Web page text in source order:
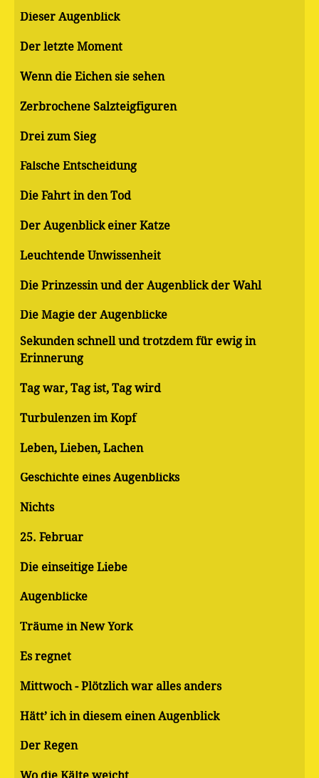
Dieser Augenblick
Der letzte Moment
Wenn die Eichen sie sehen
Zerbrochene Salzteigfiguren
Drei zum Sieg
Falsche Entscheidung
Die Fahrt in den Tod
Der Augenblick einer Katze
Leuchtende Unwissenheit
Die Prinzessin und der Augenblick der Wahl
Die Magie der Augenblicke
Sekunden schnell und trotzdem für ewig in
Erinnerung
Tag war, Tag ist, Tag wird
Turbulenzen im Kopf
Leben, Lieben, Lachen
Geschichte eines Augenblicks
Nichts
25. Februar
Die einseitige Liebe
Augenblicke
Träume in New York
Es regnet
Mittwoch - Plötzlich war alles anders
Hätt’ ich in diesem einen Augenblick
Der Regen